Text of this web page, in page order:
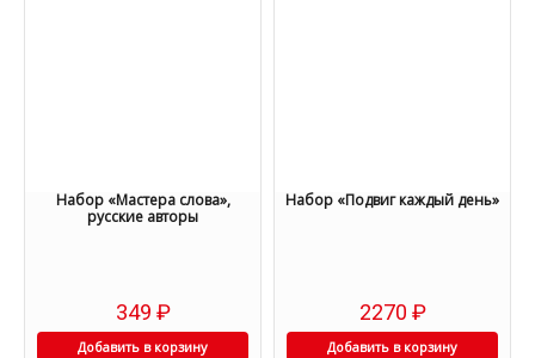
Набор «Мастера слова»,
русские авторы
349 ₽
Добавить в корзину
Набор «Подвиг каждый день»
2270 ₽
Добавить в корзину